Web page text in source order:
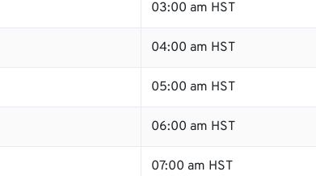
03:00 am HST
04:00 am HST
05:00 am HST
06:00 am HST
07:00 am HST